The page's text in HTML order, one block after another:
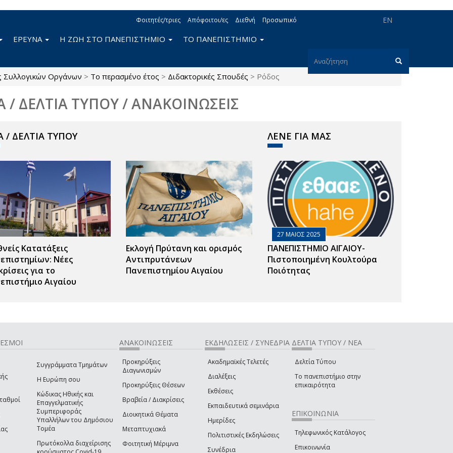
EN
Φοιτητές/τριες Απόφοιτοι/ες Διεθνή Προσωπικό
Φόρμα
ΕΡΕΥΝΑ Η ΖΩΗ ΣΤΟ ΠΑΝΕΠΙΣΤΗΜΙΟ ΤΟ ΠΑΝΕΠΙΣΤΗΜΙΟ
Συλλογικών Οργάνων > Το περασμένο έτος > Διδακτορικές Σπουδές > Ρόδος
/ ΔΕΛΤΙΑ ΤΥΠΟΥ / ΑΝΑΚΟΙΝΩΣΕΙΣ
/ ΔΕΛΤΙΑ ΤΥΠΟΥ
Κατατάξεις
Νέες
για το
Αιγαίου
Εκλογή Πρύτανη και ορισμός
Αντιπρυτάνεων
Πανεπιστημίου Αιγαίου
ΛΕΝΕ ΓΙΑ ΜΑΣ
27 ΜΑΙΟΣ 2025
ΠΑΝΕΠΙΣΤΗΜΙΟ ΑΙΓΑΙΟΥ-
Πιστοποιημένη Κουλτούρα
Ποιότητας
Συγγράμματα Τμημάτων
Η Ευρώπη σου
Κώδικας Ηθικής και
Επαγγελματικής
Συμπεριφοράς
Υπαλλήλων του Δημόσιου
Τομέα
Πρωτόκολλα διαχείρισης
ΑΝΑΚΟΙΝΩΣΕΙΣ
Προκηρύξεις
Διαγωνισμών
Προκηρύξεις Θέσεων
Βραβεία / Διακρίσεις
Διοικητικά Θέματα
Μεταπτυχιακά
Φοιτητική Μέριμνα
ΕΚΔΗΛΩΣΕΙΣ / ΣΥΝΕΔΡΙΑ
Ακαδημαϊκές Τελετές
Διαλέξεις
Εκθέσεις
Εκπαιδευτικά σεμινάρια
Ημερίδες
Πολιτιστικές Εκδηλώσεις
Συνέδρια
ΔΕΛΤΙΑ ΤΥΠΟΥ / ΝΕΑ
Δελτία Τύπου
Το πανεπιστήμιο στην
επικαιρότητα
ΕΠΙΚΟΙΝΩΝΙΑ
Τηλεφωνικός Κατάλογος
Επικοινωνία